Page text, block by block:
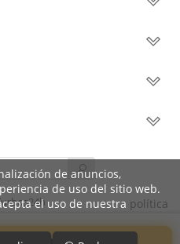
de anuncios,
de uso del sitio web.
el uso de nuestra política